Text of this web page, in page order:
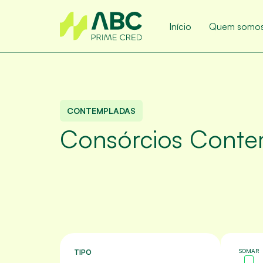
Início Quem
CONTEMPLADAS
Consórcios
TIPO SOMAR